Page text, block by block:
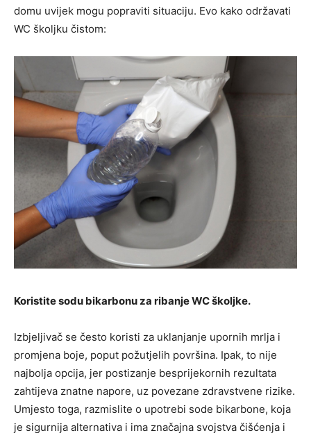
domu uvijek mogu popraviti situaciju. Evo kako održavati
WC školjku čistom:
Koristite sodu bikarbonu za ribanje WC školjke.
Izbjeljivač se često koristi za uklanjanje upornih mrlja i
promjena boje, poput požutjelih površina. Ipak, to nije
najbolja opcija, jer postizanje besprijekornih rezultata
zahtijeva znatne napore, uz povezane zdravstvene rizike.
Umjesto toga, razmislite o upotrebi sode bikarbone, koja
je sigurnija alternativa i ima značajna svojstva čišćenja i